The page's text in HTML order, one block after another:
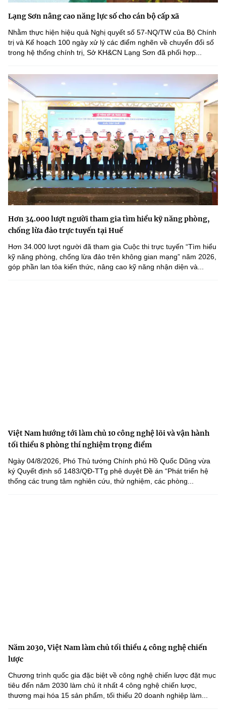
Lạng Sơn nâng cao năng lực số cho cán bộ cấp xã
Nhằm thực hiện hiệu quả Nghị quyết số 57-NQ/TW của Bộ Chính
trị và Kế hoạch 100 ngày xử lý các điểm nghẽn về chuyển đổi số
trong hệ thống chính trị, Sở KH&CN Lạng Sơn đã phối hợp...
Hơn 34.000 lượt người tham gia tìm hiểu kỹ năng phòng,
chống lừa đảo trực tuyến tại Huế
Hơn 34.000 lượt người đã tham gia Cuộc thi trực tuyến “Tìm hiểu
kỹ năng phòng, chống lừa đảo trên không gian mạng” năm 2026,
góp phần lan tỏa kiến thức, nâng cao kỹ năng nhận diện và...
Việt Nam hướng tới làm chủ 10 công nghệ lõi và vận hành
tối thiểu 8 phòng thí nghiệm trọng điểm
Ngày 04/8/2026, Phó Thủ tướng Chính phủ Hồ Quốc Dũng vừa
ký Quyết định số 1483/QĐ-TTg phê duyệt Đề án “Phát triển hệ
thống các trung tâm nghiên cứu, thử nghiệm, các phòng...
Năm 2030, Việt Nam làm chủ tối thiểu 4 công nghệ chiến
lược
Chương trình quốc gia đặc biệt về công nghệ chiến lược đặt mục
tiêu đến năm 2030 làm chủ ít nhất 4 công nghệ chiến lược,
thương mại hóa 15 sản phẩm, tối thiểu 20 doanh nghiệp làm...